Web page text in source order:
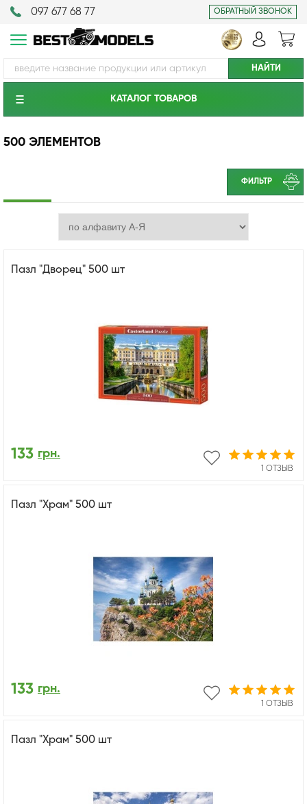
097 677 68 77 ОБРАТНЫЙ ЗВОНОК
КАТАЛОГ ТОВАРОВ
500 ЭЛЕМЕНТОВ
ФИЛЬТР
Пазл "Дворец" 500 шт
1 ОТЗЫВ
133 грн.
Пазл "Храм" 500 шт
1 ОТЗЫВ
133 грн.
Пазл "Храм" 500 шт